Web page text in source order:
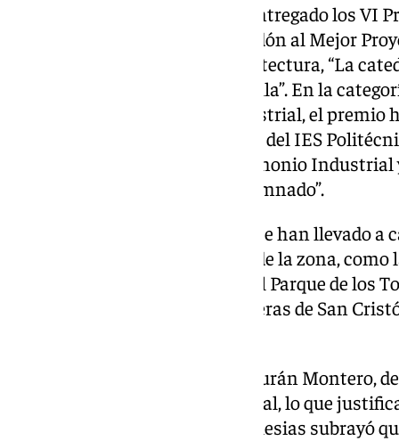
Durante el encuentro, se han entregado los VI
ha sido reconocida con el galardón al Mejor
trabajo de fin de Grado en Arquitectura, “La
abastecimiento de aguas a Sevilla”. En la
activación del patrimonio industrial, el premio
Aurora Aranda y Enrique Norro, del IES
su proyecto educativo “El Patrimonio
propuesta de motivación al alumnado”.
Durante las jornadas también se han llevado
puntos de interés patrimonial de la zona,
primera vía férrea vinatera en el Parque de los
Matagorda y Puntales, las canteras de San
La presidenta de FUPIA, Inés Durán Montero,
de Cádiz en el contexto industrial, lo que
evento. Por su parte, Enrique Iglesias subrayó